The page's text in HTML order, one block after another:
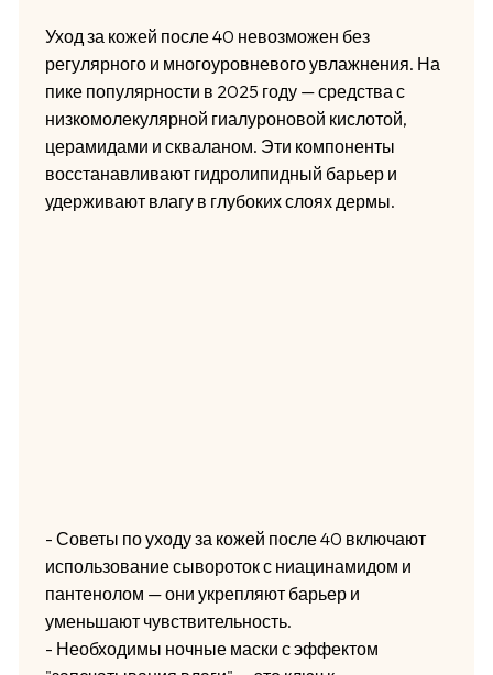
Уход за кожей после 40 невозможен без
регулярного и многоуровневого увлажнения. На
пике популярности в 2025 году — средства с
низкомолекулярной гиалуроновой кислотой,
церамидами и скваланом. Эти компоненты
восстанавливают гидролипидный барьер и
удерживают влагу в глубоких слоях дермы.
- Советы по уходу за кожей после 40 включают
использование сывороток с ниацинамидом и
пантенолом — они укрепляют барьер и
уменьшают чувствительность.
- Необходимы ночные маски с эффектом